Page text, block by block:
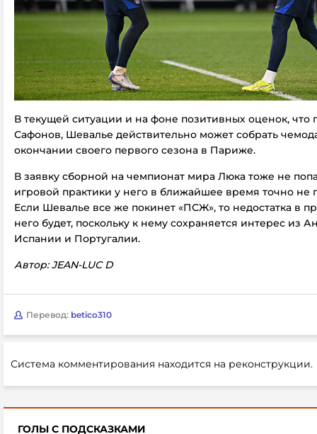
В текущей ситуации и на фоне позитивных оценок, что
Сафонов, Шевалье действительно может собрать
окончании своего первого сезона в Париже.
В заявку сборной на чемпионат мира Люка тоже не
игровой практики у него в ближайшее время точно не
Если Шевалье все же покинет «ПСЖ», то недостатка в
него будет, поскольку к нему сохраняется интерес из
Испании и Португалии.
Автор: JEAN-LUC D
Перевод: betico310
Система комментирования находится на реконструкции.
ГОЛЫ С ПОДСКАЗКАМИ